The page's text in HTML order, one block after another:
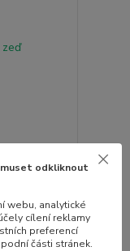
Skladem
odkliknout
webu, analytické
cílení reklamy
preferencí
části stránek.